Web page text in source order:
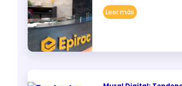
Leer más